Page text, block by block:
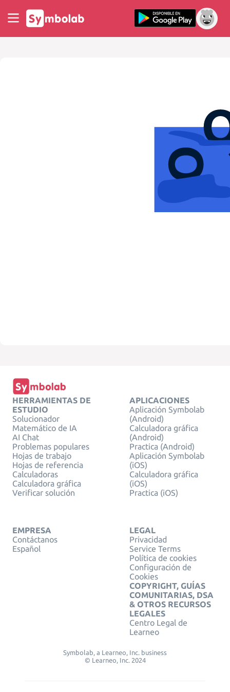
HERRAMIENTAS DE
ESTUDIO
Solucionador
Matemático de IA
AI Chat
Problemas populares
Hojas de trabajo
Hojas de referencia
Calculadoras
Calculadora gráfica
Verificar solución
APLICACIONES
Aplicación Symbolab
(Android)
Calculadora gráfica
(Android)
Practica (Android)
Aplicación Symbolab
(iOS)
Calculadora gráfica
(iOS)
Practica (iOS)
EMPRESA
Contáctanos
Español
LEGAL
Privacidad
Service Terms
Política de cookies
Configuración de
Cookies
COPYRIGHT, GUÍAS
COMUNITARIAS, DSA
& OTROS RECURSOS
LEGALES
Centro Legal de
Learneo
Symbolab, a Learneo, Inc. business
© Learneo, Inc. 2024